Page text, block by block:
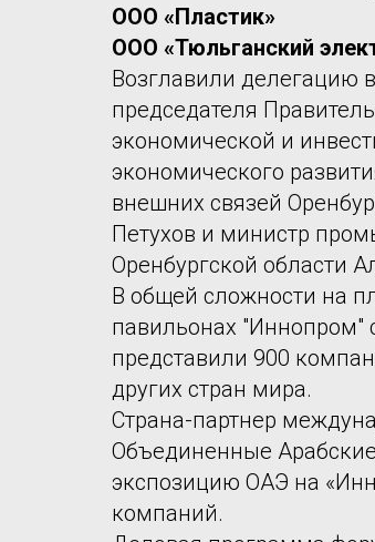
ООО «Пластик»
ООО «Тюльганский
Возглавили делегацию
председателя
экономической и
экономического
внешних связей
Петухов и министр
Оренбургской области
В общей сложности на
павильонах
представили 900
других стран мира.
Страна-партнер
Объединенные
экспозицию ОАЭ на
компаний.